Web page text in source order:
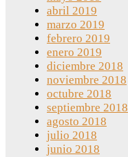
abril 2019
marzo 2019
febrero 2019
enero 2019
diciembre 2018
noviembre 2018
octubre 2018
septiembre 2018
agosto 2018
julio 2018
junio 2018